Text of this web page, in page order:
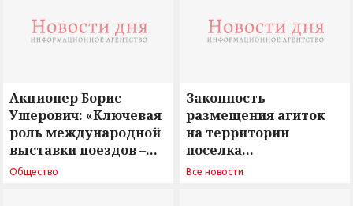
Акционер Борис
Ушерович: «Ключевая
роль международной
выставки поездов –
поиск ответов на
Общество
Законность
размещения агиток
на территории
поселка
Новосергиевка
Все новости